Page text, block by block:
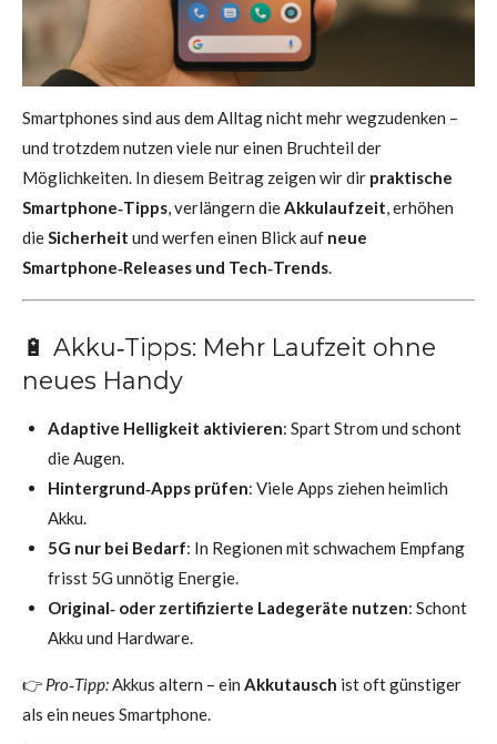
Smartphones sind aus dem Alltag nicht mehr wegzudenken –
und trotzdem nutzen viele nur einen Bruchteil der
Möglichkeiten. In diesem Beitrag zeigen wir dir praktische
Smartphone‑Tipps , verlängern die Akkulaufzeit , erhöhen
die Sicherheit und werfen einen Blick auf neue
Smartphone‑Releases und Tech‑Trends
🔋 Akku‑Tipps: Mehr Laufzeit ohne
neues Handy
Adaptive Helligkeit aktivieren: Spart Strom und schont
die Augen.
Hintergrund‑Apps prüfen: Viele Apps ziehen heimlich
Akku.
5G nur bei Bedarf: In Regionen mit schwachem Empfang
frisst 5G unnötig Energie.
Original‑ oder zertifizierte Ladegeräte nutzen: Schont
Akku und Hardware.
👉 Pro‑Tipp:Akkus altern – ein Akkutausch ist oft günstiger
als ein neues Smartphone.